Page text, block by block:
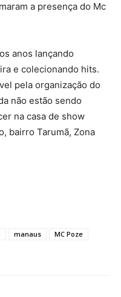
a presença do Mc
anos lançando
e colecionando hits.
pela organização do
não estão sendo
na casa de show
bairro Tarumã, Zona
manaus
MC Poze